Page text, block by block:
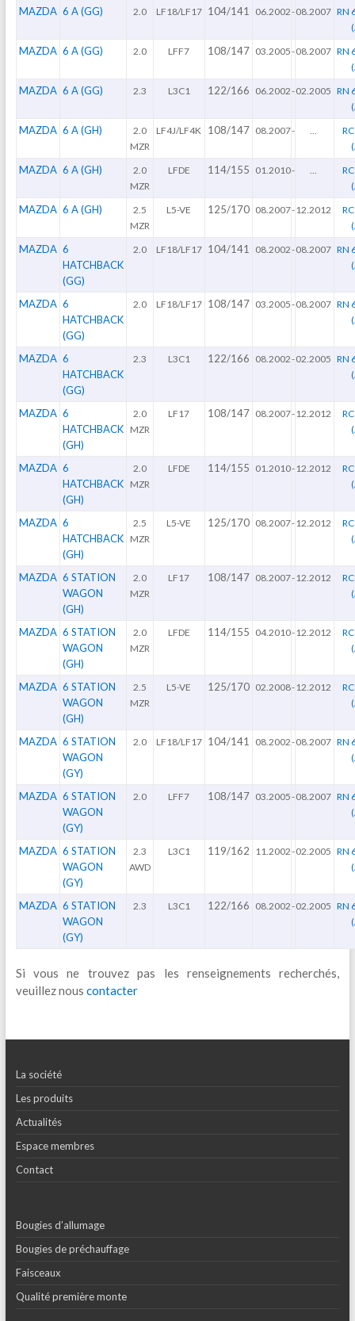
MAZDA 6 A (GG) 2.0 LF18/LF17 104/141 06.2002-08.2007 RN
MAZDA 6 A (GG) 2.0 LFF7 108/147 03.2005-08.2007 RN
MAZDA 6 A (GG) 2.3 L3C1 122/166 06.2002-02.2005 RN
MAZDA 6 A (GH)
2.0
MZR
LF4J/LF4K 108/147 08.2007-
MAZDA 6 A (GH)
2.0
MZR
LFDE 114/155 01.2010-
MAZDA 6 A (GH)
2.5
MZR
L5-VE 125/170 08.2007-12.2012
MAZDA 6
HATCHBACK
(GG)
2.0 LF18/LF17 104/141 08.2002-08.2007 RN
MAZDA 6
HATCHBACK
(GG)
2.0 LF18/LF17 108/147 03.2005-08.2007 RN
MAZDA 6
HATCHBACK
(GG)
2.3 L3C1 122/166 08.2002-02.2005 RN
MAZDA 6
HATCHBACK
(GH)
2.0
MZR
LF17 108/147 08.2007-12.2012
MAZDA 6
HATCHBACK
(GH)
2.0
MZR
LFDE 114/155 01.2010-12.2012
MAZDA 6
HATCHBACK
(GH)
2.5
MZR
L5-VE 125/170 08.2007-12.2012
MAZDA 6 STATION
WAGON
(GH)
2.0
MZR
LF17 108/147 08.2007-12.2012
MAZDA 6 STATION
WAGON
(GH)
2.0
MZR
LFDE 114/155 04.2010-12.2012
MAZDA 6 STATION
WAGON
(GH)
2.5
MZR
L5-VE 125/170 02.2008-12.2012
MAZDA 6 STATION
WAGON
(GY)
2.0 LF18/LF17 104/141 08.2002-08.2007 RN
MAZDA 6 STATION
WAGON
(GY)
2.0 LFF7 108/147 03.2005-08.2007 RN
MAZDA 6 STATION
WAGON
(GY)
2.3
AWD
L3C1 119/162 11.2002-02.2005 RN
MAZDA 6 STATION
WAGON
(GY)
2.3 L3C1 122/166 08.2002-02.2005 RN
Si vous ne trouvez pas les renseignements recherchés,
veuillez nous contacter
La société
Les produits
Actualités
Espace membres
Contact
Bougies d’allumage
Bougies de préchauffage
Faisceaux
Qualité première monte